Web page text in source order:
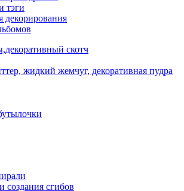
тэги
декорирования
скотч
жидкий жемчуг, декоративная пудра
создания сгибов